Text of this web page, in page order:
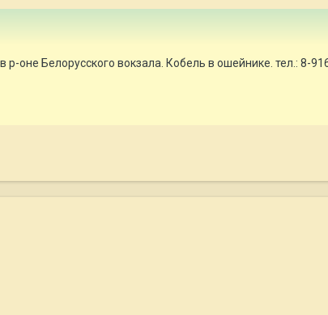
оне Белорусского вокзала. Кобель в ошейнике. тел.: 8-